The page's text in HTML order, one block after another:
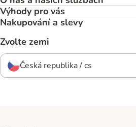
Výhody pro vás
Nakupování a slevy
Zvolte zemi
Česká republika / cs